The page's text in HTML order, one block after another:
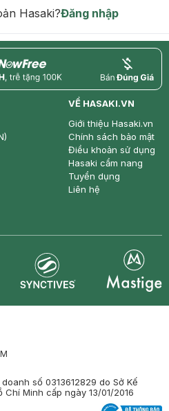
Hasaki?Đăng nhập
price
VỀ HASAKI.VN
Giới thiệu Hasaki.vn
Chính sách bảo mật
Điều khoản sử dụng
Hasaki cẩm nang
Tuyển dụng
Liên hệ
số 0313612829 do Sở Kế
Minh cấp ngày 13/01/2016